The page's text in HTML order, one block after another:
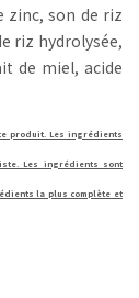
zinc, son de riz
riz hydrolysée,
de miel, acide
produit. Les ingrédients
Les ingrédients sont
la plus complète et